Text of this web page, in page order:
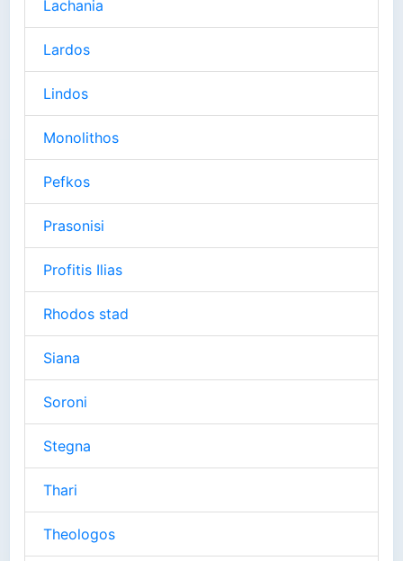
Lachania
Lardos
Lindos
Monolithos
Pefkos
Prasonisi
Profitis Ilias
Rhodos stad
Siana
Soroni
Stegna
Thari
Theologos